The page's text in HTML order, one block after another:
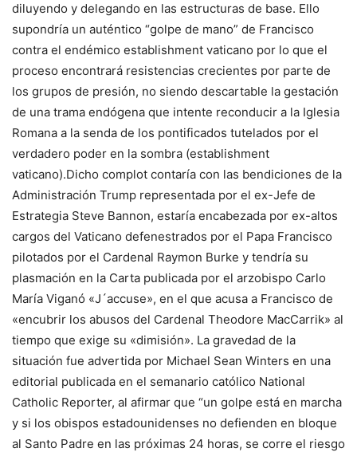
diluyendo y delegando en las estructuras de base. Ello
supondría un auténtico “golpe de mano” de Francisco
contra el endémico establishment vaticano por lo que el
proceso encontrará resistencias crecientes por parte de
los grupos de presión, no siendo descartable la gestación
de una trama endógena que intente reconducir a la Iglesia
Romana a la senda de los pontificados tutelados por el
verdadero poder en la sombra (establishment
vaticano).Dicho complot contaría con las bendiciones de la
Administración Trump representada por el ex-Jefe de
Estrategia Steve Bannon, estaría encabezada por ex-altos
cargos del Vaticano defenestrados por el Papa Francisco
pilotados por el Cardenal Raymon Burke y tendría su
plasmación en la Carta publicada por el arzobispo Carlo
María Viganó «J´accuse», en el que acusa a Francisco de
«encubrir los abusos del Cardenal Theodore MacCarrik» al
tiempo que exige su «dimisión». La gravedad de la
situación fue advertida por Michael Sean Winters en una
editorial publicada en el semanario católico National
Catholic Reporter, al afirmar que “un golpe está en marcha
y si los obispos estadounidenses no defienden en bloque
al Santo Padre en las próximas 24 horas, se corre el riesgo